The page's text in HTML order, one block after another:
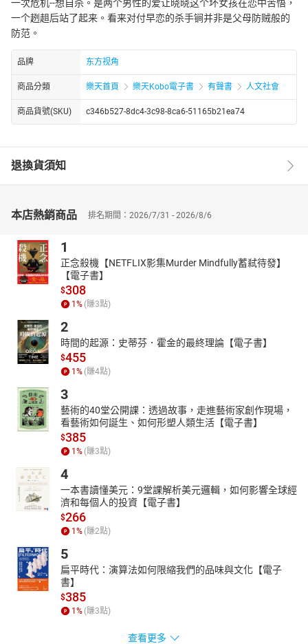
一次危机--想自杀。是两个男性的爱让晓晓这个坏女孩在恋中苦悟，
一个趔趄后站了起来。看来对付早恋的杀手锏并非是父母防贼般的
防范。
品牌 东方视角
商品分類 樂天首頁 樂天Kobo電子書 有聲書 人文社會
商品貨號(SKU) c346b527-8dc4-3c98-8ca6-51165b21ea74
退換貨須知
本店熱銷商品 排名期間：2026/7/31 - 2026/8/6
1
正念殺機【NETFLIX影集Murder Mindfully蓄弒待發】
【電子書】
$308
1% (賺3點)
2
時間的起源：史蒂芬．霍金的最終理論【電子書】
$455
1% (賺4點)
3
藝術的40堂公開課：透過故事，走進藝術家創作現場，
看藝術如何誕生、如何形塑人類生活【電子書】
$385
1% (賺3點)
4
一本書讀懂美元：9堂課解析美元邏輯，如何影響全球經
濟和每個人的投資【電子書】
$266
1% (賺2點)
5
扁平時代：演算法如何限縮我們的品味與文化【電子
書】
$385
1% (賺3點)
查看更多